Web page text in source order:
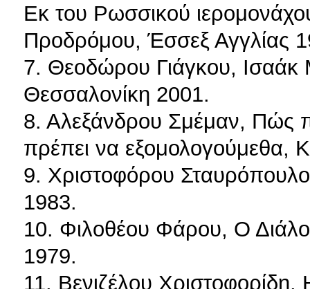
Εκ του Ρωσσικού
Προδρόμου, Έσσεξ Αγγλίας
7. Θεοδώρου Γιάγκου,
Θεσσαλονίκη 2001.
8. Αλεξάνδρου Σμέμαν, Πώς
πρέπει να εξομολογούμεθα,
9. Χριστοφόρου
1983.
10. Φιλοθέου Φάρου, Ο
1979.
11. Βενιζέλου